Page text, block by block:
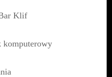
Klif
komputerowy